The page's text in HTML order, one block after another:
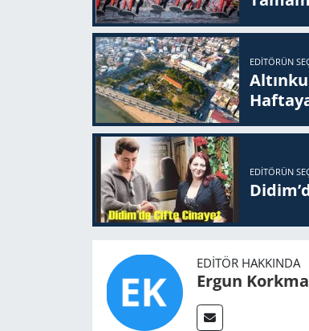
EDITÖRÜN
EDITÖRÜN
EDITÖR HAKKINDA
Ergun